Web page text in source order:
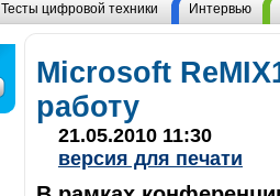
Тесты цифровой техники Интервью
Microsoft
работу
21.05.2010 11:30
версия для печати